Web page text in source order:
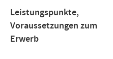
Leistungspunkte,
Voraussetzungen zum
Erwerb